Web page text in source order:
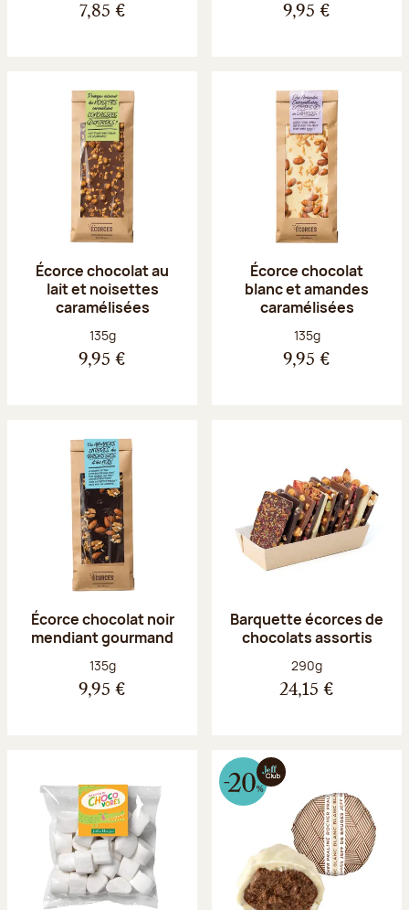
7,85 € 9,95 €
Écorce chocolat au
lait et noisettes
caramélisées
Poids net :
135g
9,95 €
Écorce chocolat
blanc et amandes
caramélisées
Poids net :
135g
9,95 €
Écorce chocolat noir
mendiant gourmand
Poids net :
135g
9,95 €
Barquette écorces de
chocolats assortis
Poids net :
290g
24,15 €